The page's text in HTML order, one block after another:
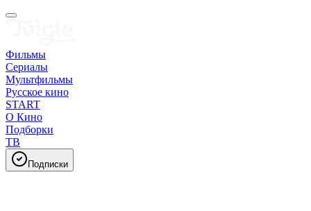
Фильмы
Сериалы
Мультфильмы
Русское кино
START
О Кино
Подборки
ТВ
Подписки